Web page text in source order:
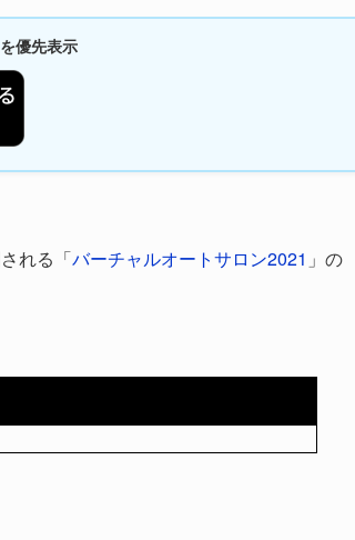
優先表示
れる「バーチャルオートサロン2021 」の